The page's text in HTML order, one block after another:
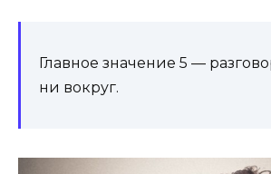
Главное значение 5 —
ни вокруг.